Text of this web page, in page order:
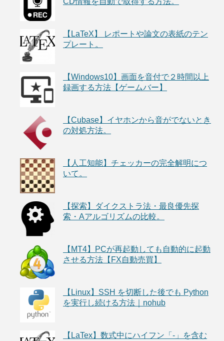
【LaTeX】 レポートや論文の表紙のテン
プレート。
【Windows10】画面を音付で２時間以上
録画する方法【ゲームバー】
【Cubase】イヤホンから音がでないとき
の対処方法。
【人工知能】チェッカーの完全解明につ
いて。
【探索】ダイクストラ法・最良優先探
索・Aアルゴリズムの比較。
【MT4】PCが再起動しても自動的に起動
させる方法【FX自動売買】
【Linux】SSH を切断した後でも Python
を実行し続ける方法｜nohub
【LaTex】数式中にハイフン「-」を含む